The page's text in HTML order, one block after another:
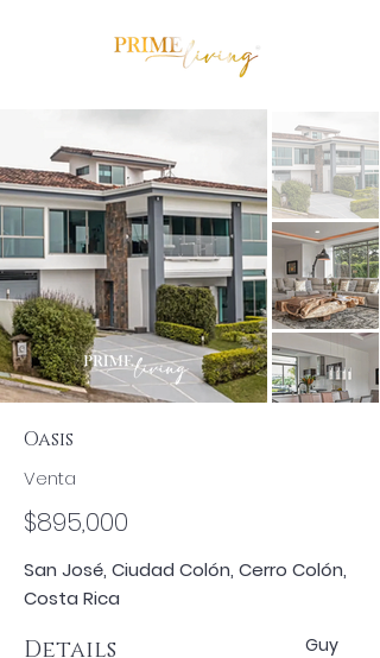
Oasis
Venta
$895,000
San José, Ciudad Colón, Cerro Colón,
Costa Rica
Details
Guy